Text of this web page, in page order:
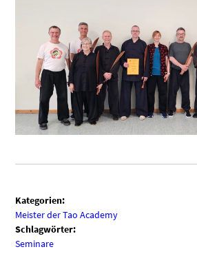
Kategorien:
Meister der Tao Academy
Schlagwörter:
Seminare